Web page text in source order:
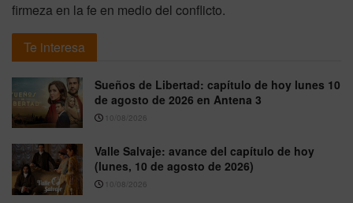
firmeza en la fe en medio del conflicto.
Te interesa
Sueños de Libertad: capítulo de hoy lunes 10
de agosto de 2026 en Antena 3
10/08/2026
Valle Salvaje: avance del capítulo de hoy
(lunes, 10 de agosto de 2026)
10/08/2026